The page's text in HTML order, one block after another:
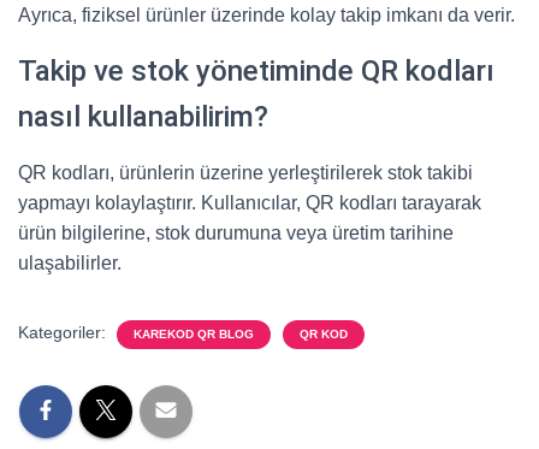
Ayrıca, fiziksel ürünler üzerinde kolay takip imkanı da verir.
Takip ve stok yönetiminde QR kodları
nasıl kullanabilirim?
QR kodları, ürünlerin üzerine yerleştirilerek stok takibi
yapmayı kolaylaştırır. Kullanıcılar, QR kodları tarayarak
ürün bilgilerine, stok durumuna veya üretim tarihine
ulaşabilirler.
Kategoriler: KAREKOD QR BLOG QR KOD